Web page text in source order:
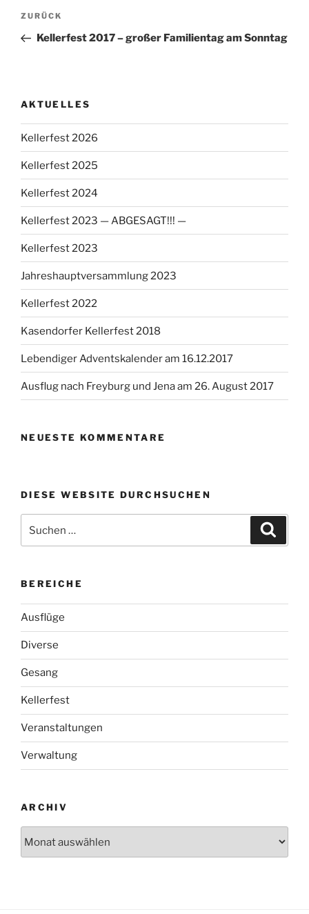
Beitragsnavigation
Vorheriger
Beitrag
ZURÜCK
Kellerfest 2017 – großer Familientag am Sonntag
AKTUELLES
Kellerfest 2026
Kellerfest 2025
Kellerfest 2024
Kellerfest 2023 — ABGESAGT!!! —
Kellerfest 2023
Jahreshauptversammlung 2023
Kellerfest 2022
Kasendorfer Kellerfest 2018
Lebendiger Adventskalender am 16.12.2017
Ausflug nach Freyburg und Jena am 26. August 2017
NEUESTE KOMMENTARE
DIESE WEBSITE DURCHSUCHEN
nach:
BEREICHE
Ausflüge
Diverse
Gesang
Kellerfest
Veranstaltungen
Verwaltung
ARCHIV